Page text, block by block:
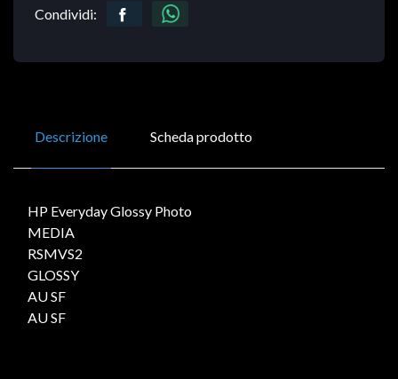
Condividi:
Descrizione Scheda prodotto
HP Everyday Glossy Photo
MEDIA
RSMVS2
GLOSSY
AU SF
AU SF